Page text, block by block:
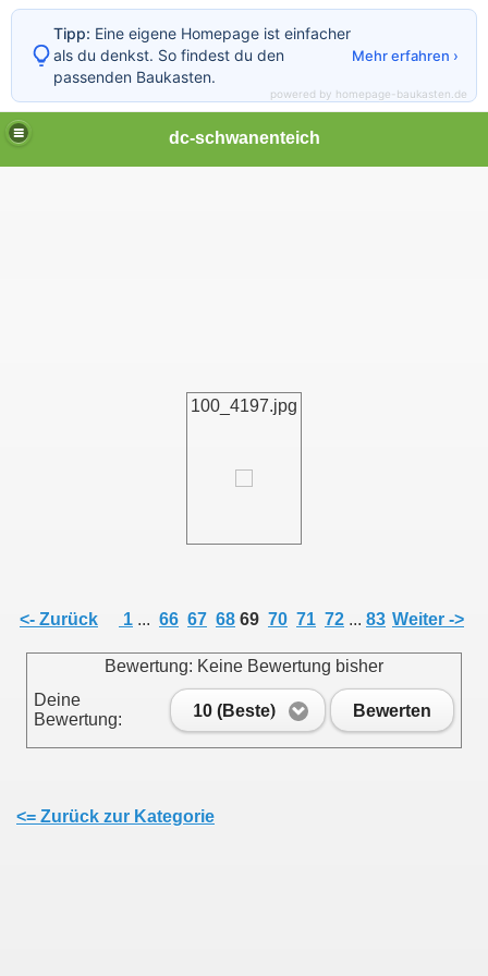
dc-schwanenteich
100_4197.jpg
<- Zurück 1 ... 66 67 68 69 70 71 72 ... 83 Weiter ->
Bewertung: Keine Bewertung bisher
Deine
Bewertung:
10 (Beste) Bewerten
<= Zurück zur Kategorie
Tipp: Eine eigene Homepage ist einfacher
als du denkst. So findest du den
passenden Baukasten.
Mehr erfahren ›
powered by homepage-baukasten.de